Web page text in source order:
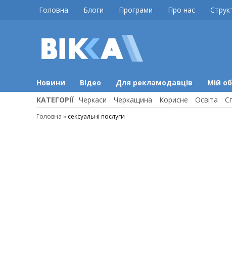
Головна Блоги Програми Про нас
Новини Відео Для рекламодавців Мій
КАТЕГОРІЇ Черкаси Черкащина Корисне Освіта
Головна » сексуальні послуги